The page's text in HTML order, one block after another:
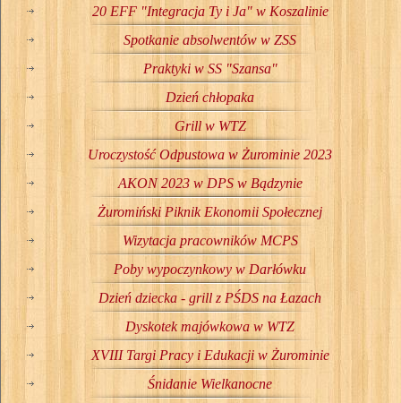
20 EFF "Integracja Ty i Ja" w Koszalinie
Spotkanie absolwentów w ZSS
Praktyki w SS "Szansa"
Dzień chłopaka
Grill w WTZ
Uroczystość Odpustowa w Żurominie 2023
AKON 2023 w DPS w Bądzynie
Żuromiński Piknik Ekonomii Społecznej
Wizytacja pracowników MCPS
Poby wypoczynkowy w Darłówku
Dzień dziecka - grill z PŚDS na Łazach
Dyskotek majówkowa w WTZ
XVIII Targi Pracy i Edukacji w Żurominie
Śnidanie Wielkanocne